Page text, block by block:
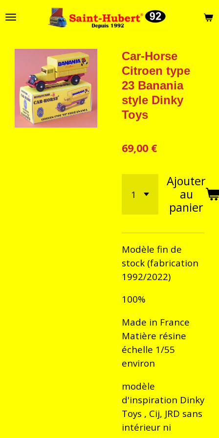
principal
Car-Horse
Citroen type
23 Banania
style Dinky
Toys
69,00 €
Ajouter
au
panier
Modèle fin de
stock (fabrication
1992/2022)
100%
Made in France
Matière résine
échelle 1/55
environ
modèle
d'inspiration Dinky
Toys , Cij, JRD sans
intérieur ni